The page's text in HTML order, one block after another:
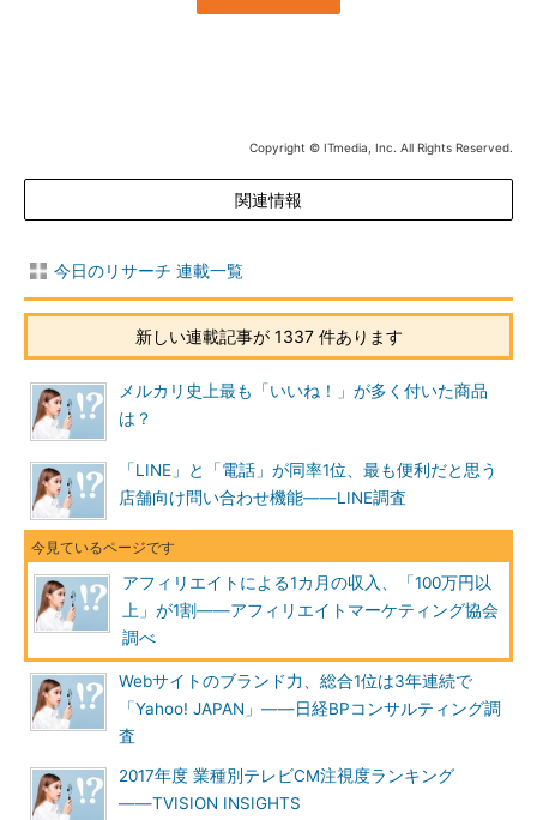
Copyright © ITmedia, Inc. All Rights Reserved.
関連情報
今日のリサーチ 連載一覧
新しい連載記事が 1337 件あります
メルカリ史上最も「いいね！」が多く付いた商品
は？
「LINE」と「電話」が同率1位、最も便利だと思う
店舗向け問い合わせ機能――LINE調査
アフィリエイトによる1カ月の収入、「100万円以
上」が1割――アフィリエイトマーケティング協会
調べ
Webサイトのブランド力、総合1位は3年連続で
「Yahoo! JAPAN」――日経BPコンサルティング調
査
2017年度 業種別テレビCM注視度ランキング
――TVISION INSIGHTS